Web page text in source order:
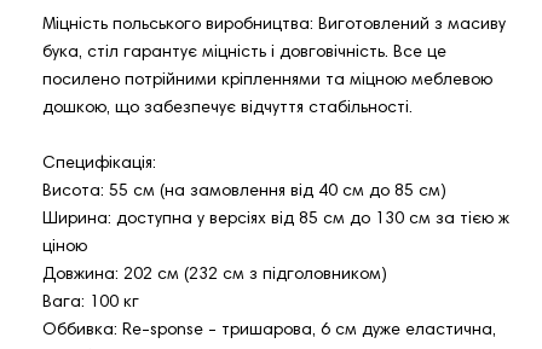
Міцність польського виробництва: Виготовлений з масиву
бука, стіл гарантує міцність і довговічність. Все це
посилено потрійними кріпленнями та міцною меблевою
дошкою, що забезпечує відчуття стабільності.
Специфікація:
Висота: 55 см (на замовлення від 40 см до 85 см)
Ширина: доступна у версіях від 85 см до 130 см за тією ж
ціною
Довжина: 202 см (232 см з підголовником)
Вага: 100 кг
Оббивка: Re-sponse - тришарова, 6 см дуже еластична,